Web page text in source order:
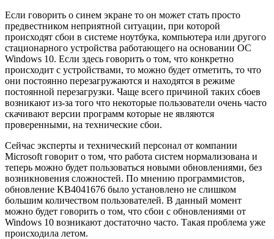
Если говорить о синем экране то он может стать просто
предвестником неприятной ситуации, при которой
происходят сбои в системе ноутбука, компьютера или другого
стационарного устройства работающего на основании ОС
Windows 10. Если здесь говорить о том, что конкретно
происходит с устройствами, то можно будет отметить, то что
они постоянно перезагружаются и находятся в режиме
постоянной перезагрузки. Чаще всего причиной таких сбоев
возникают из-за того что некоторые пользователи очень часто
скачивают версии программ которые не являются
проверенными, на технические сбои.
Сейчас эксперты и технический персонал от компании
Microsoft говорит о том, что работа систем нормализована и
теперь можно будет пользоваться новыми обновлениями, без
возникновения сложностей. По мнению программистов,
обновление KB4041676 было установлено не слишком
большим количеством пользователей. В данный момент
можно будет говорить о том, что сбои с обновлениями от
Windows 10 возникают достаточно часто. Такая проблема уже
происходила летом.